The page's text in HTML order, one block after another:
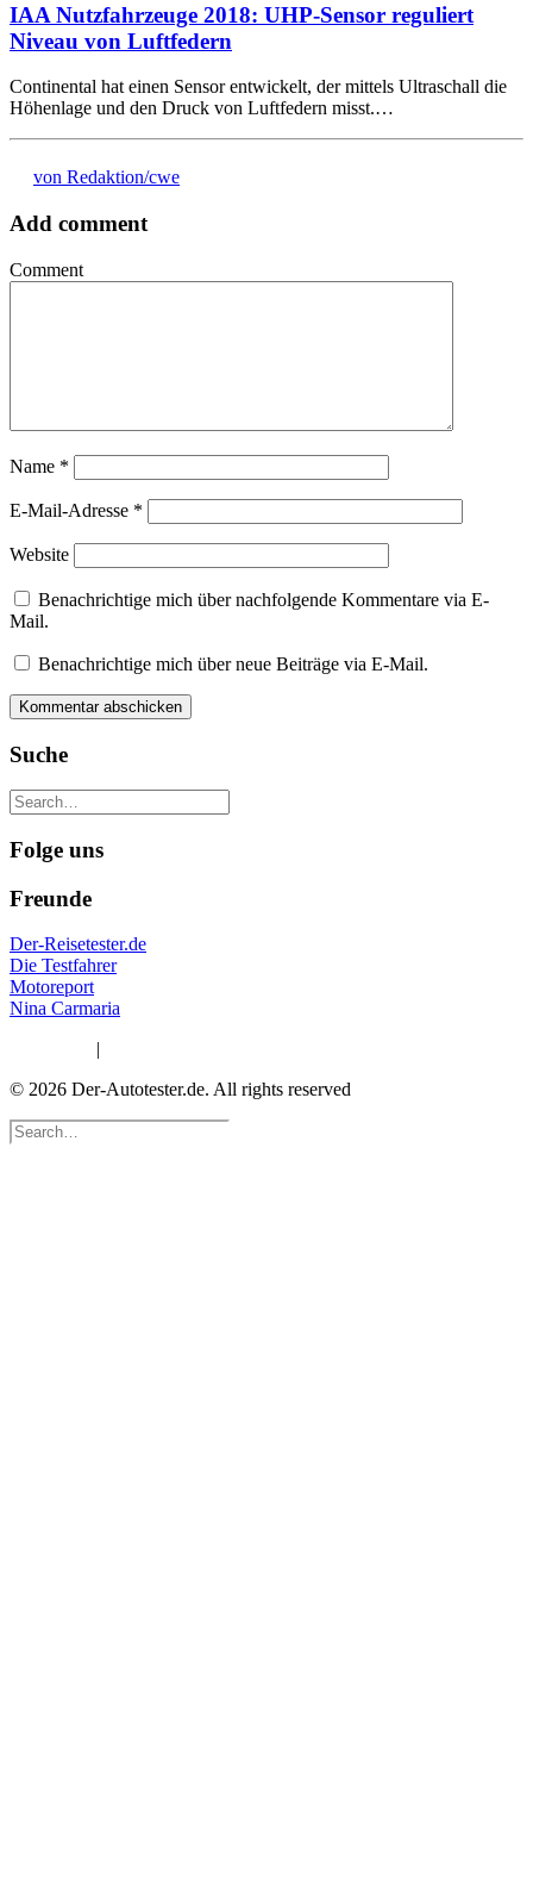
IAA Nutzfahrzeuge 2018: UHP-Sensor reguliert
Niveau von Luftfedern
Continental hat einen Sensor entwickelt, der mittels Ultraschall die
Höhenlage und den Druck von Luftfedern misst.…
von Redaktion/cwe
Add comment
Comment
Name *
E-Mail-Adresse *
Website
Benachrichtige mich über nachfolgende Kommentare via E-
Mail.
Benachrichtige mich über neue Beiträge via E-Mail.
Suche
Folge uns
Freunde
Der-Reisetester.de
Die Testfahrer
Motoreport
Nina Carmaria
|
© 2026 Der-Autotester.de. All rights reserved